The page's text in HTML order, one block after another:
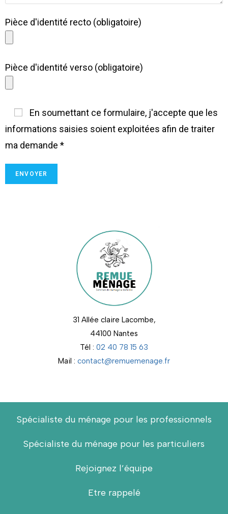
Pièce d'identité recto (obligatoire)
Pièce d'identité verso (obligatoire)
En soumettant ce formulaire, j'accepte que les
informations saisies soient exploitées afin de traiter
ma demande *
31 Allée claire Lacombe,
44100 Nantes
Tél : 02 40 78 15 63
Mail : contact@remuemenage.fr
Spécialiste du ménage pour les professionnels
Spécialiste du ménage pour les particuliers
Rejoignez l’équipe
Etre rappelé